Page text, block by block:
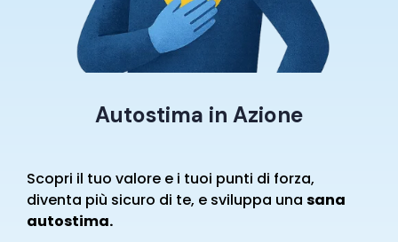
Autostima in Azione
Scopri il tuo valore e i tuoi punti di forza,
diventa più sicuro di te, e sviluppa una sana
autostima.